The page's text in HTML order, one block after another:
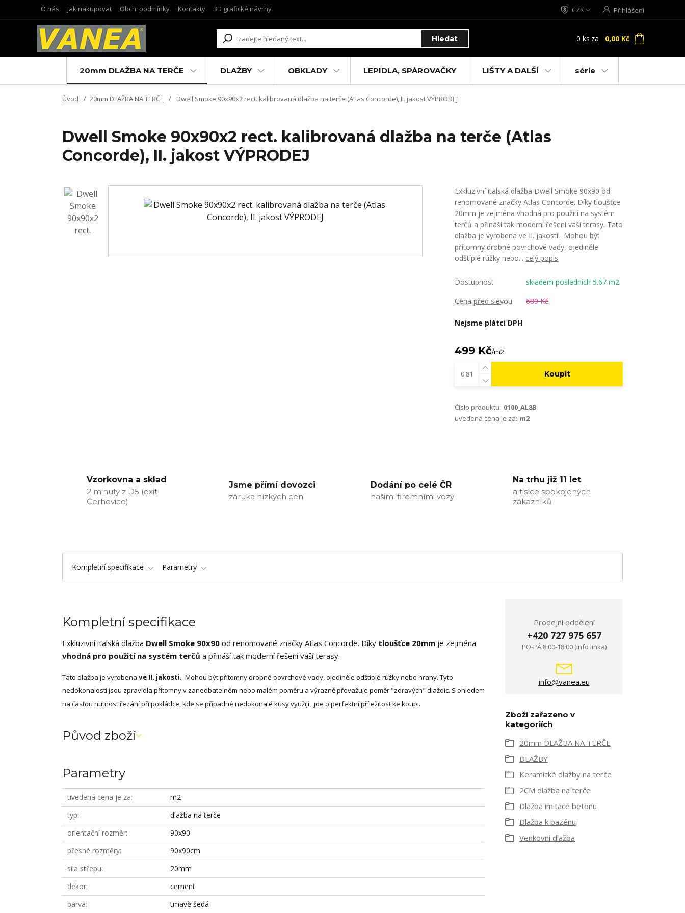
O nás Jak nakupovat Obch. podmínky Kontakty 3D grafické návrhy CZK Přihlášení
Hledat 0 ks za 0,00 Kč
20mm DLAŽBA NA TERČE DLAŽBY OBKLADY LEPIDLA, SPÁROVAČKY LIŠTY A DALŠÍ série
Úvod 20mm DLAŽBA NA TERČE Dwell Smoke 90x90x2 rect. kalibrovaná dlažba na terče (Atlas Concorde), II. jakost VÝPRODEJ
Dwell Smoke 90x90x2 rect. kalibrovaná dlažba na terče (Atlas
Concorde), II. jakost VÝPRODEJ
Exkluzivní italská dlažba Dwell Smoke 90x90 od
renomované značky Atlas Concorde. Díky tloušťce
20mm je zejména vhodná pro použití na systém
terčů a přináší tak moderní řešení vaší terasy. Tato
dlažba je vyrobena ve II. jakosti. Mohou být
přítomny drobné povrchové vady, ojediněle
odštíplé rúžky nebo... celý popis
Dostupnost
skladem posledních 5.67 m2
Cena před slevou
689 Kč
Nejsme plátci DPH
499 Kč/m2
Koupit
Číslo produktu: 0100_AL8B
uvedená cena je za: m2
Vzorkovna a sklad
2 minuty z D5 (exit
Cerhovice)
Jsme přímí dovozci
záruka nízkých cen
Dodání po celé ČR
našimi firemními vozy
Na trhu již 11 let
a tisíce spokojených
zákazníků
Kompletní specifikace Parametry
Kompletní specifikace
Exkluzivní italská dlažba Dwell Smoke 90x90 od renomované značky Atlas Concorde. Díky tloušťce 20mm je zejména
vhodná pro použití na systém terčů a přináší tak moderní řešení vaší terasy.
Tato dlažba je vyrobena ve II. jakosti. Mohou být přítomny drobné povrchové vady, ojediněle odštíplé rúžky nebo hrany. Tyto
nedokonalosti jsou zpravidla přítomny v zanedbatelném nebo malém poměru a výrazně převažuje poměr "zdravých" dlaždic. S ohledem
na častou nutnost řezání při pokládce, kde se případné nedokonalé kusy využijí, jde o perfektní příležitost ke koupi.
Původ zboží
Parametry
uvedená cena je za
m2
typ
dlažba na terče
orientační rozměr
90x90
přesné rozměry
90x90cm
síla střepu
20mm
dekor
cement
barva
tmavě šedá
Prodejní oddělení
+420 727 975 657
PO-PÁ 8:00-18:00 (info linka)
info@vanea.eu
Zboží zařazeno v
kategoriích
20mm DLAŽBA NA TERČE
DLAŽBY
Keramické dlažby na terče
2CM dlažba na terče
Dlažba imitace betonu
Dlažba k bazénu
Venkovní dlažba